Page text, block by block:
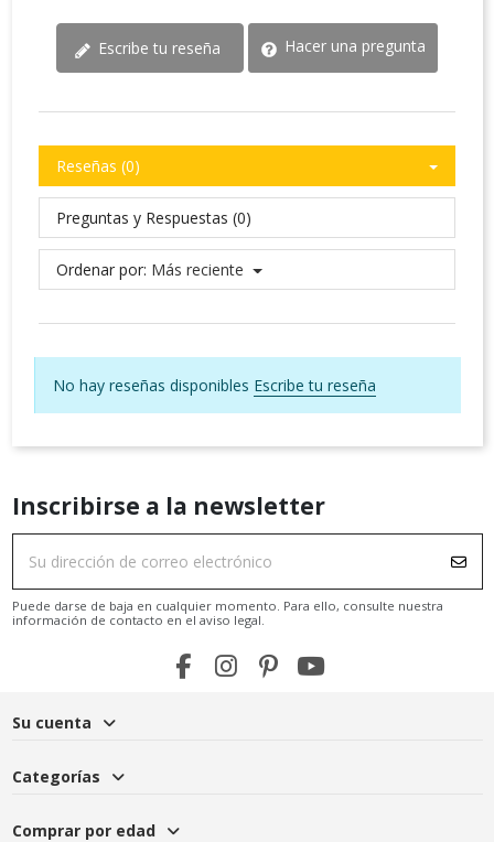
Escribe tu reseña Hacer una pregunta
Reseñas (0)
Preguntas y Respuestas (0)
Ordenar por: Más reciente
No hay reseñas disponibles Escribe tu reseña
Inscribirse a la newsletter
Puede darse de baja en cualquier momento. Para ello, consulte nuestra
información de contacto en el aviso legal.
Su cuenta
Categorías
Comprar por edad